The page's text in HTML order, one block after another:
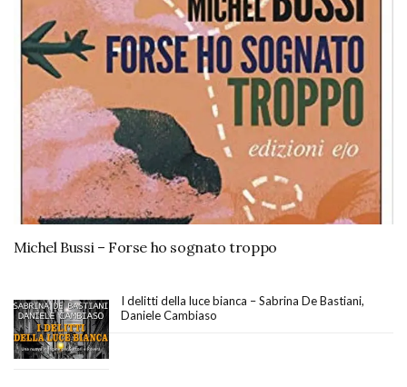
Michel Bussi – Forse ho sognato troppo
I delitti della luce bianca – Sabrina De Bastiani,
Daniele Cambiaso